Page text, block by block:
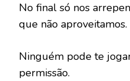
No final só nos
que não aproveitamos.
Ninguém pode te
permissão.